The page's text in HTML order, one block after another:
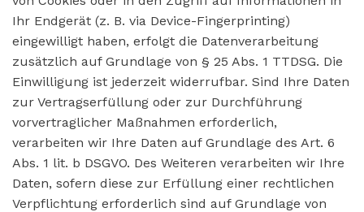
Ihr Endgerät (z. B. via Device-Fingerprinting)
eingewilligt haben, erfolgt die Datenverarbeitung
zusätzlich auf Grundlage von § 25 Abs. 1 TTDSG. Die
Einwilligung ist jederzeit widerrufbar. Sind Ihre Daten
zur Vertragserfüllung oder zur Durchführung
vorvertraglicher Maßnahmen erforderlich,
verarbeiten wir Ihre Daten auf Grundlage des Art. 6
Abs. 1 lit. b DSGVO. Des Weiteren verarbeiten wir Ihre
Daten, sofern diese zur Erfüllung einer rechtlichen
Verpflichtung erforderlich sind auf Grundlage von